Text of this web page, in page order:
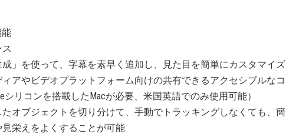
能
成」を使って、字幕を素早く追加し、見た目を簡単にカスタマイズ
アやビデオプラットフォーム向けの共有できるアクセシブルなコ
シリコンを搭載したMacが必要、米国英語でのみ使用可能）
たオブジェクトを切り分けて、手動でトラッキングしなくても、簡
栄えをよくすることが可能